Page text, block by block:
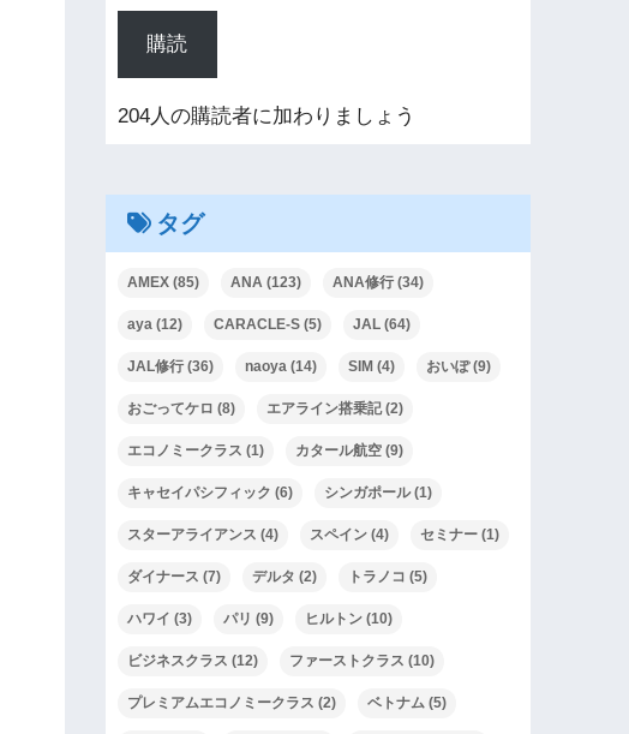
購読
204人の購読者に加わりましょう
タグ
AMEX (85) ANA (123) ANA修行 (34)
aya (12) CARACLE-S (5) JAL (64)
JAL修行 (36) naoya (14) SIM (4) おいぽ(9)
おごってケロ (8) エアライン搭乗記(2)
エコノミークラス (1) カタール航空 (9)
キャセイパシフィック (6) シンガポール(1)
スターアライアンス (4) スペイン (4) セミナー (1)
ダイナース (7) デルタ (2) トラノコ (5)
ハワイ (3) パリ (9) ヒルトン (10)
ビジネスクラス (12) ファーストクラス (10)
プレミアムエコノミークラス (2) ベトナム (5)